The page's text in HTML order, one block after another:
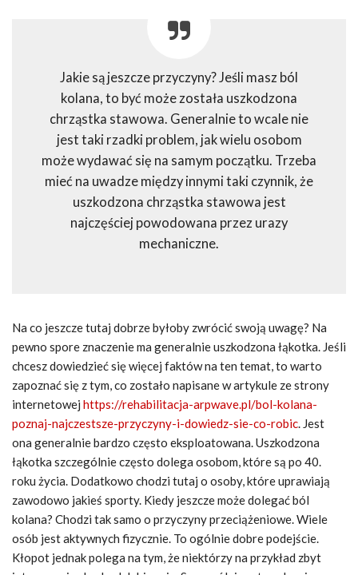
Jakie są jeszcze przyczyny? Jeśli masz ból
kolana, to być może została uszkodzona
chrząstka stawowa. Generalnie to wcale nie
jest taki rzadki problem, jak wielu osobom
może wydawać się na samym początku. Trzeba
mieć na uwadze między innymi taki czynnik, że
uszkodzona chrząstka stawowa jest
najczęściej powodowana przez urazy
mechaniczne.
Na co jeszcze tutaj dobrze byłoby zwrócić swoją uwagę? Na
pewno spore znaczenie ma generalnie uszkodzona łąkotka. Jeśli
chcesz dowiedzieć się więcej faktów na ten temat, to warto
zapoznać się z tym, co zostało napisane w artykule ze strony
internetowej https://rehabilitacja-arpwave.pl/bol-kolana-
poznaj-najczestsze-przyczyny-i-dowiedz-sie-co-robic. Jest
ona generalnie bardzo często eksploatowana. Uszkodzona
łąkotka szczególnie często dolega osobom, które są po 40.
roku życia. Dodatkowo chodzi tutaj o osoby, które uprawiają
zawodowo jakieś sporty. Kiedy jeszcze może dolegać ból
kolana? Chodzi tak samo o przyczyny przeciążeniowe. Wiele
osób jest aktywnych fizycznie. To ogólnie dobre podejście.
Kłopot jednak polega na tym, że niektórzy na przykład zbyt